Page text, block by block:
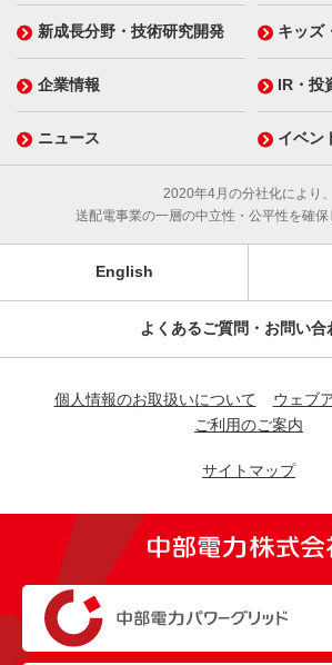
新成長分野・技術研究開発 キッズ
企業情報 IR・投
ニュース イベン
2020年4月の分社化により、
送配電事業の一層の中立性・公平性を確保
English
よくあるご質問・お問い合
個人情報のお取扱いについて
ウェブ
ご利用のご案内
サイトマップ
（新しいウィンドウを開きます）